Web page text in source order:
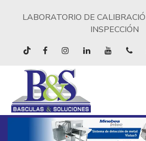
LABORATORIO DE
INSPECCIÓN